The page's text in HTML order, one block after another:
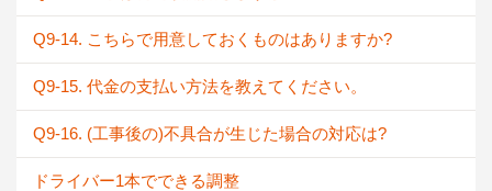
Q9-14. こちらで用意しておくものはありますか?
Q9-15. 代金の支払い方法を教えてください。
Q9-16. (工事後の)不具合が生じた場合の対応は?
ドライバー1本でできる調整